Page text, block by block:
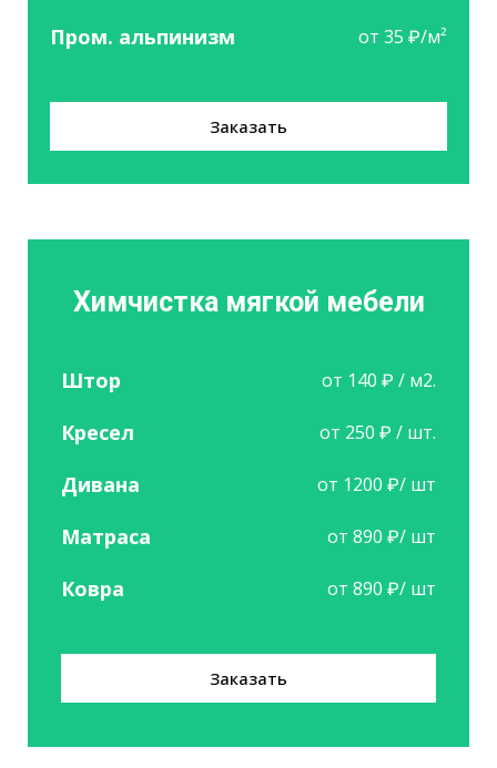
Пром. альпинизм от 35 ₽/м²
Заказать
Химчистка мягкой мебели
Штор от 140 ₽ / м2.
Кресел от 250 ₽ / шт.
Дивана от 1200 ₽/ шт
Матраса от 890 ₽/ шт
Ковра от 890 ₽/ шт
Заказать